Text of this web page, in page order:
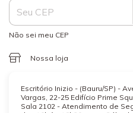
Não sei meu CEP
Nossa loja
Escritório Inizio - (Bauru/SP) -
Vargas, 22-25 Edifício Prime
Sala 2102 - Atendimento de